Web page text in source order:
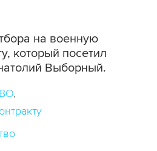
на военную
который посетил
Выборный.